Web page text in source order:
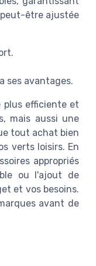
peut-être ajustée
ses avantages.
plus efficiente et
mais aussi une
tout achat bien
verts loisirs. En
appropriés
ou l'ajout de
et vos besoins.
avant de